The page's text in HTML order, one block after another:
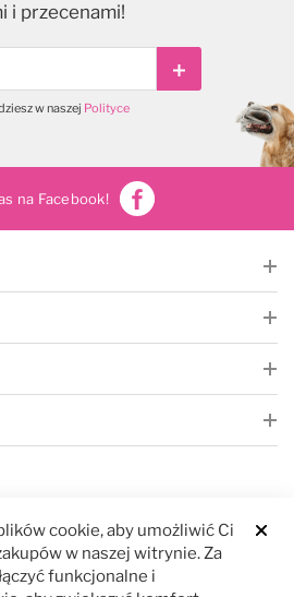
i przecenami!
Subskrybuj
w naszej Polityce
na Facebook!
cookie, aby umożliwić Ci
w naszej witrynie. Za
funkcjonalne i